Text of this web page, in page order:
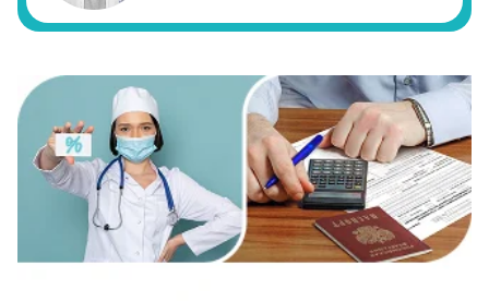
от 25 000 ₽ Записаться
Метод Шичко
от 3 000 ₽ Записаться
Частный вытрезвитель